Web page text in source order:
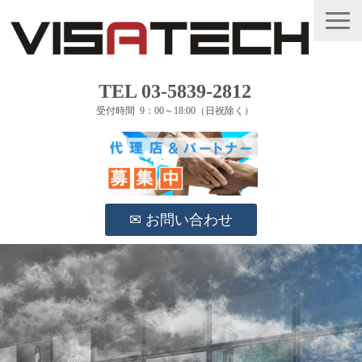
TEL 03-5839-2812
受付時間 9：00～18:00（日祝除く）
✉ お問い合わせ
製品ラインアップ
事例
ブログ